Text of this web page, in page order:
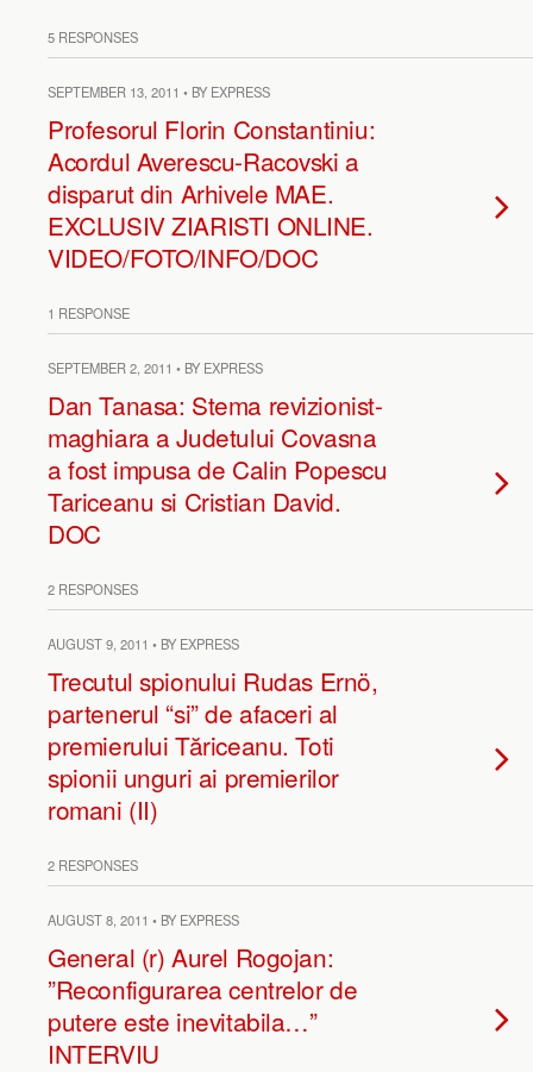
5 RESPONSES
SEPTEMBER 13, 2011 • BY EXPRESS
Profesorul Florin Constantiniu:
Acordul Averescu-Racovski a
disparut din Arhivele MAE.
EXCLUSIV ZIARISTI ONLINE.
VIDEO/FOTO/INFO/DOC
1 RESPONSE
SEPTEMBER 2, 2011 • BY EXPRESS
Dan Tanasa: Stema revizionist-
maghiara a Judetului Covasna
a fost impusa de Calin Popescu
Tariceanu si Cristian David.
DOC
2 RESPONSES
AUGUST 9, 2011 • BY EXPRESS
Trecutul spionului Rudas Ernö,
partenerul “si” de afaceri al
premierului Tăriceanu. Toti
spionii unguri ai premierilor
romani (II)
2 RESPONSES
AUGUST 8, 2011 • BY EXPRESS
General (r) Aurel Rogojan:
”Reconfigurarea centrelor de
putere este inevitabila…”
INTERVIU